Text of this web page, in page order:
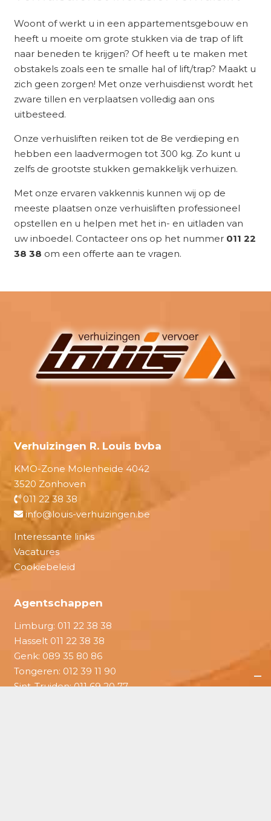
Woont of werkt u in een appartementsgebouw en
heeft u moeite om grote stukken via de trap of lift
naar beneden te krijgen? Of heeft u te maken met
obstakels zoals een te smalle hal of lift/trap? Maakt u
zich geen zorgen! Met onze verhuisdienst wordt het
zware tillen en verplaatsen volledig aan ons
uitbesteed.
Onze verhuisliften reiken tot de 8e verdieping en
hebben een laadvermogen tot 300 kg. Zo kunt u
zelfs de grootste stukken gemakkelijk verhuizen.
Met onze ervaren vakkennis kunnen wij op de
meeste plaatsen onze verhuisliften professioneel
opstellen en u helpen met het in- en uitladen van
uw inboedel. Contacteer ons op het nummer 011 22
38 38 om een offerte aan te vragen.
Verhuizingen R. Louis bvba
KMO-Zone Molenheide 4042
3520 Zonhoven
011 22 38 38
info@louis-verhuizingen.be
Interessante links
Vacatures
Cookiebeleid
Agentschappen
Limburg: 011 22 38 38
Hasselt 011 22 38 38
Genk: 089 35 80 86
Tongeren: 012 39 11 90
Sint-Truiden:011 69 20 77